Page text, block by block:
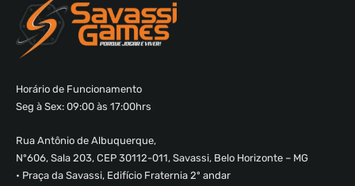
Horário de Funcionamento
Seg à Sex: 09:00 às 17:00hrs
Rua Antônio de Albuquerque,
Nº606, Sala 203, CEP 30112-011, Savassi, Belo Horizonte – MG
• Praça da Savassi, Edifício Fraternia 2º andar